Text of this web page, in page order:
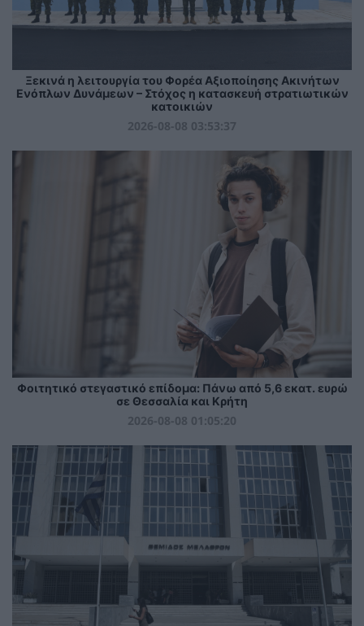
Ξεκινά η λειτουργία του Φορέα Αξιοποίησης Ακινήτων
Ενόπλων Δυνάμεων – Στόχος η κατασκευή στρατιωτικών
κατοικιών
2026-08-08 03:53:37
Φοιτητικό στεγαστικό επίδομα: Πάνω από 5,6 εκατ. ευρώ
σε Θεσσαλία και Κρήτη
2026-08-08 01:05:20